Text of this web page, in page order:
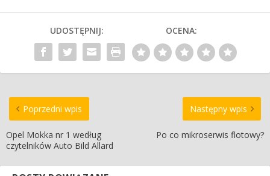
UDOSTĘPNIJ: OCENA:
Poprzedni wpis
Opel Mokka nr 1 według
czytelników Auto Bild Allard
Następny wpis
Po co mikroserwis flotowy?